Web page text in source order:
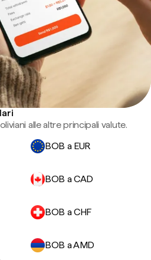
alle altre principali valute.
BOB a EUR
BOB a CAD
BOB a CHF
BOB a AMD